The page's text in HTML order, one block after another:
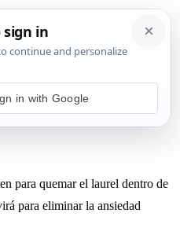
tu energía y la
marzo, 2019
para quemar el laurel dentro de
para eliminar la ansiedad
in with Google